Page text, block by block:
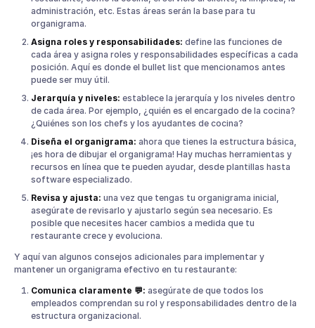
administración, etc. Estas áreas serán la base para tu
organigrama.
Asigna roles y responsabilidades: define las funciones de
cada área y asigna roles y responsabilidades específicas a cada
posición. Aquí es donde el bullet list que mencionamos antes
puede ser muy útil.
Jerarquía y niveles: establece la jerarquía y los niveles dentro
de cada área. Por ejemplo, ¿quién es el encargado de la cocina?
¿Quiénes son los chefs y los ayudantes de cocina?
Diseña el organigrama: ahora que tienes la estructura básica,
¡es hora de dibujar el organigrama! Hay muchas herramientas y
recursos en línea que te pueden ayudar, desde plantillas hasta
software especializado.
Revisa y ajusta: una vez que tengas tu organigrama inicial,
asegúrate de revisarlo y ajustarlo según sea necesario. Es
posible que necesites hacer cambios a medida que tu
restaurante crece y evoluciona.
Y aquí van algunos consejos adicionales para implementar y
mantener un organigrama efectivo en tu restaurante:
Comunica claramente 💬: asegúrate de que todos los
empleados comprendan su rol y responsabilidades dentro de la
estructura organizacional.